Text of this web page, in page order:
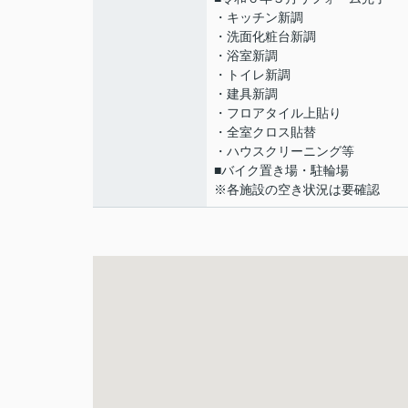
・キッチン新調
・洗面化粧台新調
・浴室新調
・トイレ新調
・建具新調
・フロアタイル上貼り
・全室クロス貼替
・ハウスクリーニング等
■バイク置き場・駐輪場
※各施設の空き状況は要確認